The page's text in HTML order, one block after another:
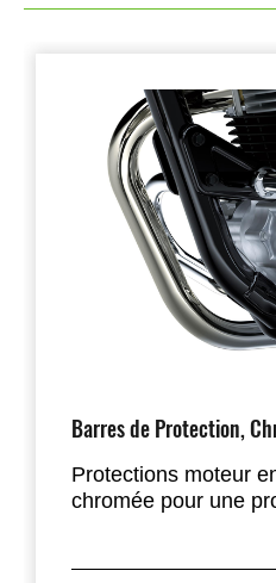
Barres de Protection,
Protections moteur
chromée pour une